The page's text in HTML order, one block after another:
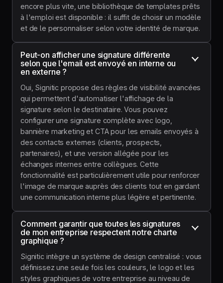
encore plus vite, une bibliothèque de templates prêts
à l'emploi est disponible : il suffit de choisir un modèle
et de le personnaliser selon votre identité de marque.
Peut-on afficher une signature différente
selon que l'email est envoyé en interne ou
en externe ?
Oui, Signitic propose des règles de visibilité avancées
qui permettent d'automatiser l'affichage de la
signature selon le destinataire. Vous pouvez
configurer une signature complète avec logo,
bannière marketing et CTA pour les emails envoyés à
des contacts externes (clients, prospects,
partenaires), et une version allégée pour les
échanges internes entre collègues. Cette
fonctionnalité est particulièrement utile pour renforcer
l'image de marque auprès des clients tout en gardant
une communication interne plus légère et pertinente.
Comment garantir que toutes les signatures
de mon entreprise respectent notre charte
graphique ?
Signitic intègre un système de design centralisé : vous
définissez une seule fois les couleurs, le logo et les
styles graphiques de votre entreprise au niveau de